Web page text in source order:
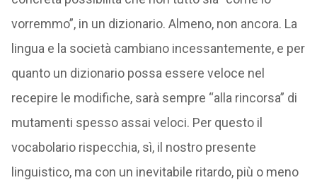
vorremmo”, in un dizionario. Almeno, non ancora. La
lingua e la società cambiano incessantemente, e per
quanto un dizionario possa essere veloce nel
recepire le modifiche, sarà sempre “alla rincorsa” di
mutamenti spesso assai veloci. Per questo il
vocabolario rispecchia, sì, il nostro presente
linguistico, ma con un inevitabile ritardo, più o meno